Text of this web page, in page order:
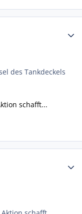
des Tankdeckels
schafft...